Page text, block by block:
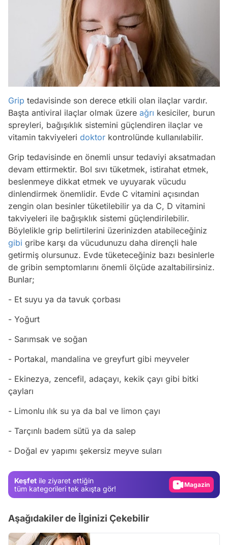
Grip tedavisinde son derece etkili olan ilaçlar vardır.
Başta antiviral ilaçlar olmak üzere ağrı kesiciler, burun
spreyleri, bağışıklık sistemini güçlendiren ilaçlar ve
vitamin takviyeleri doktor kontrolünde kullanılabilir.
Grip tedavisinde en önemli unsur tedaviyi aksatmadan
devam ettirmektir. Bol sıvı tüketmek, istirahat etmek,
beslenmeye dikkat etmek ve uyuyarak vücudu
dinlendirmek önemlidir. Evde C vitamini açısından
zengin olan besinler tüketilebilir ya da C, D vitamini
takviyeleri ile bağışıklık sistemi güçlendirilebilir.
Böylelikle grip belirtilerini üzerinizden atabileceğiniz
gibi gribe karşı da vücudunuzu daha dirençli hale
getirmiş olursunuz. Evde tüketeceğiniz bazı besinlerle
de gribin semptomlarını önemli ölçüde azaltabilirsiniz.
Bunlar;
- Et suyu ya da tavuk çorbası
- Yoğurt
- Sarımsak ve soğan
- Portakal, mandalina ve greyfurt gibi meyveler
- Ekinezya, zencefil, adaçayı, kekik çayı gibi bitki
çayları
- Limonlu ılık su ya da bal ve limon çayı
- Tarçınlı badem sütü ya da salep
- Doğal ev yapımı şekersiz meyve suları
Keşfet ile ziyaret ettiğin
tüm kategorileri tek akışta gör!
Magazin
Aşağıdakiler de İlginizi Çekebilir